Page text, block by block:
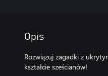
Opis
Rozwiązuj zagadki z
kształcie sześcianów!